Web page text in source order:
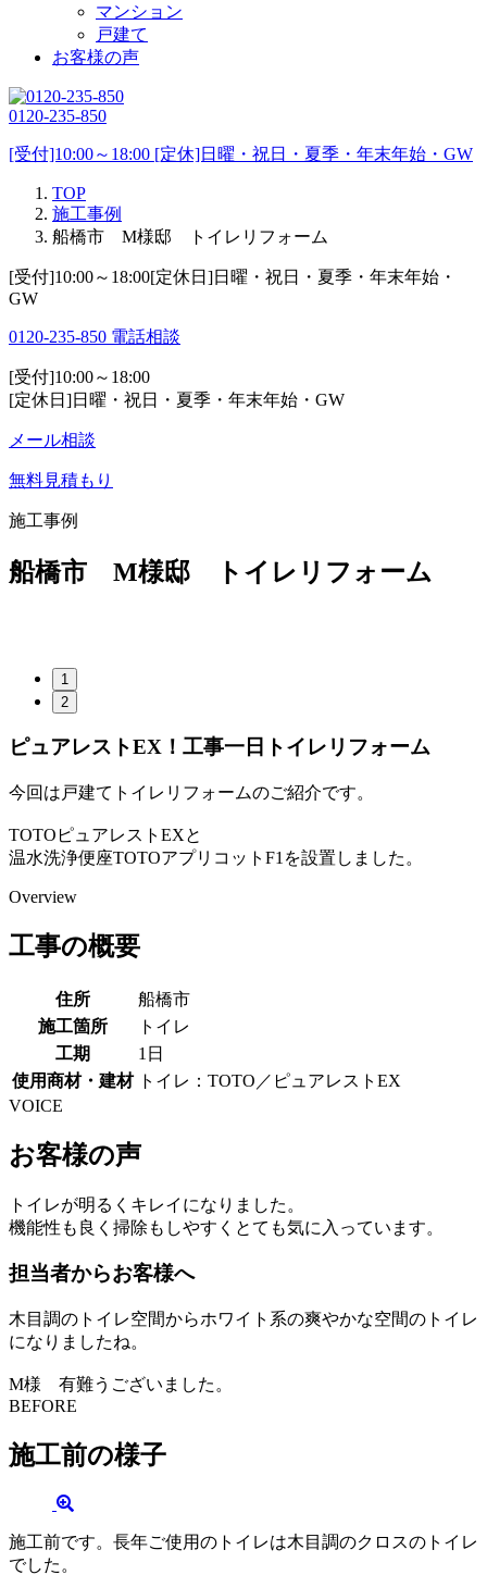
マンション
戸建て
お客様の声
0120-235-850
[受付]10:00～18:00 [定休]日曜・祝日・夏季・年末年始・GW
TOP
施工事例
船橋市 M様邸 トイレリフォーム
[受付]10:00～18:00[定休日]日曜・祝日・夏季・年末年始・
GW
0120-235-850 電話相談
[受付]10:00～18:00
[定休日]日曜・祝日・夏季・年末年始・GW
メール相談
無料見積もり
施工事例
船橋市 M様邸 トイレリフォーム
1
2
ピュアレストEX！工事一日トイレリフォーム
今回は戸建てトイレリフォームのご紹介です。
TOTOピュアレストEXと
温水洗浄便座TOTOアプリコットF1を設置しました。
Overview
工事の概要
住所
船橋市
施工箇所
トイレ
工期
1日
使用商材・建材 トイレ：TOTO／ピュアレストEX
VOICE
お客様の声
トイレが明るくキレイになりました。
機能性も良く掃除もしやすくとても気に入っています。
担当者からお客様へ
木目調のトイレ空間からホワイト系の爽やかな空間のトイレ
になりましたね。
M様 有難うございました。
BEFORE
施工前の様子
施工前です。長年ご使用のトイレは木目調のクロスのトイレ
でした。